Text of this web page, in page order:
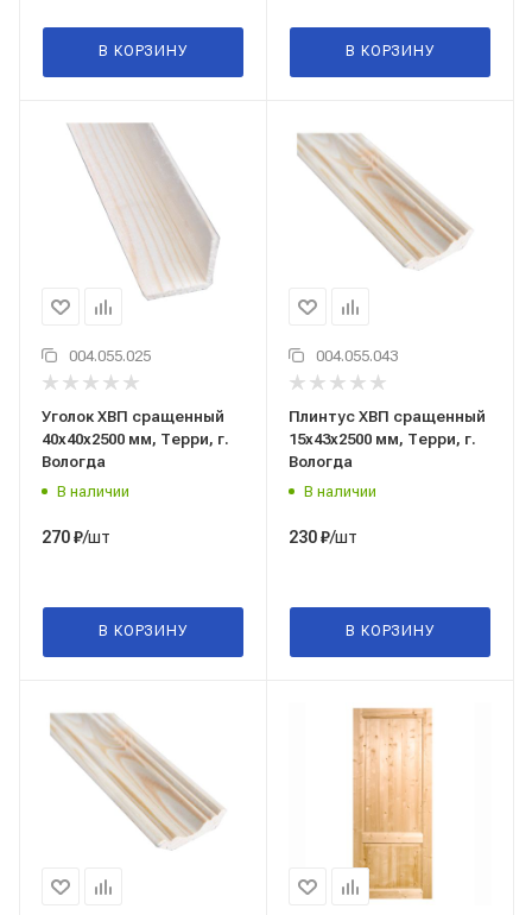
В КОРЗИНУ В КОРЗИНУ
004.055.025
Уголок ХВП сращенный
40x40x2500 мм, Терри, г.
Вологда
В наличии
270₽/шт
В КОРЗИНУ
004.055.043
Плинтус ХВП сращенный
15x43x2500 мм, Терри, г.
Вологда
В наличии
230₽/шт
В КОРЗИНУ